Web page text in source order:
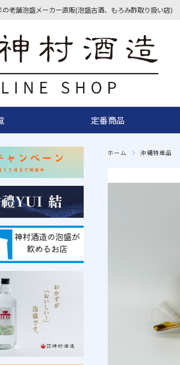
老舗泡盛メーカー直販(泡盛古酒、もろみ酢取り扱い店)
定番商品
ホーム 沖縄特産品